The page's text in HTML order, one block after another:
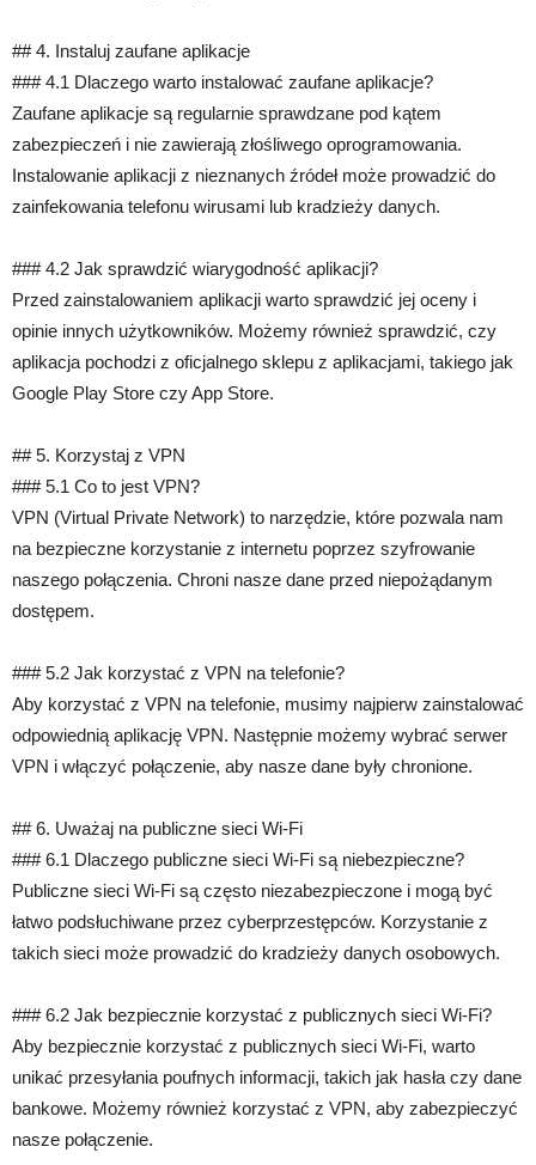
## 4. Instaluj zaufane aplikacje
### 4.1 Dlaczego warto instalować zaufane aplikacje?
Zaufane aplikacje są regularnie sprawdzane pod kątem
zabezpieczeń i nie zawierają złośliwego oprogramowania.
Instalowanie aplikacji z nieznanych źródeł może prowadzić do
zainfekowania telefonu wirusami lub kradzieży danych.
### 4.2 Jak sprawdzić wiarygodność aplikacji?
Przed zainstalowaniem aplikacji warto sprawdzić jej oceny i
opinie innych użytkowników. Możemy również sprawdzić, czy
aplikacja pochodzi z oficjalnego sklepu z aplikacjami, takiego jak
Google Play Store czy App Store.
## 5. Korzystaj z VPN
### 5.1 Co to jest VPN?
VPN (Virtual Private Network) to narzędzie, które pozwala nam
na bezpieczne korzystanie z internetu poprzez szyfrowanie
naszego połączenia. Chroni nasze dane przed niepożądanym
dostępem.
### 5.2 Jak korzystać z VPN na telefonie?
Aby korzystać z VPN na telefonie, musimy najpierw zainstalować
odpowiednią aplikację VPN. Następnie możemy wybrać serwer
VPN i włączyć połączenie, aby nasze dane były chronione.
## 6. Uważaj na publiczne sieci Wi-Fi
### 6.1 Dlaczego publiczne sieci Wi-Fi są niebezpieczne?
Publiczne sieci Wi-Fi są często niezabezpieczone i mogą być
łatwo podsłuchiwane przez cyberprzestępców. Korzystanie z
takich sieci może prowadzić do kradzieży danych osobowych.
### 6.2 Jak bezpiecznie korzystać z publicznych sieci Wi-Fi?
Aby bezpiecznie korzystać z publicznych sieci Wi-Fi, warto
unikać przesyłania poufnych informacji, takich jak hasła czy dane
bankowe. Możemy również korzystać z VPN, aby zabezpieczyć
nasze połączenie.